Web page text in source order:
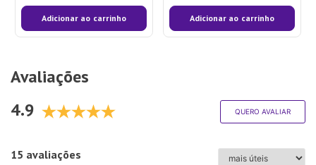
Adicionar ao carrinho Adicionar ao carrinho
Avaliações
4.9
QUERO AVALIAR
15 avaliações